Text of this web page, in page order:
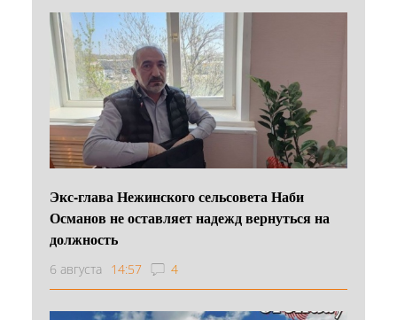
Экс-глава Нежинского сельсовета Наби
Османов не оставляет надежд вернуться на
должность
6 августа 14:57 4